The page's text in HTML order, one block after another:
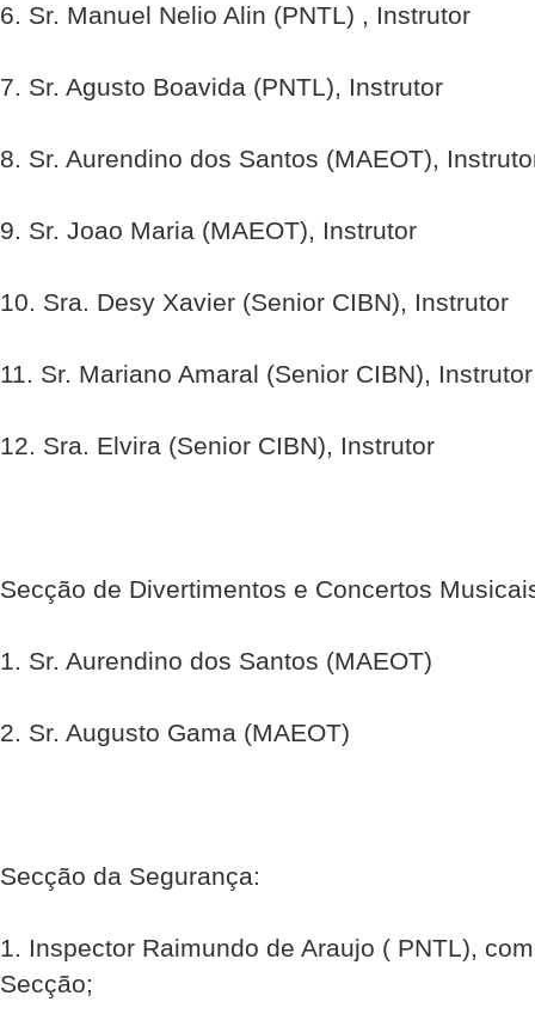
6. Sr. Manuel Nelio Alin (PNTL) , Instrutor
7. Sr. Agusto Boavida (PNTL), Instrutor
8. Sr. Aurendino dos Santos (MAEOT),
9. Sr. Joao Maria (MAEOT), Instrutor
10. Sra. Desy Xavier (Senior CIBN), Instrutor
11. Sr. Mariano Amaral (Senior CIBN), Instrutor
12. Sra. Elvira (Senior CIBN), Instrutor
Secção de Divertimentos e Concertos
1. Sr. Aurendino dos Santos (MAEOT)
2. Sr. Augusto Gama (MAEOT)
Secção da Segurança:
1. Inspector Raimundo de Araujo ( PNTL),
Secção;